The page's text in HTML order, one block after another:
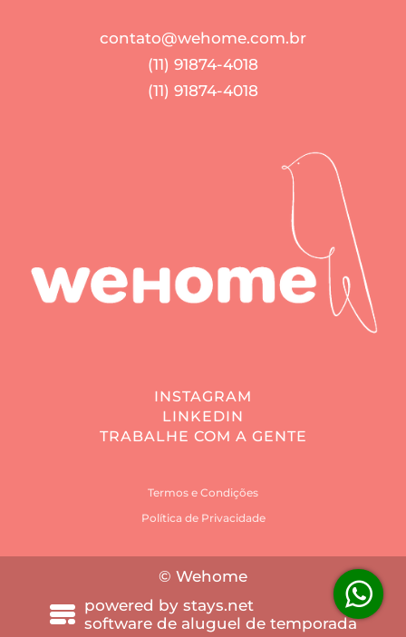
contato@wehome.com.br
(11) 91874-4018
(11) 91874-4018
Termos e Condições
Política de Privacidade
INSTAGRAM
LINKEDIN
TRABALHE COM A GENTE
© Wehome
powered by stays.net
software de aluguel de temporada